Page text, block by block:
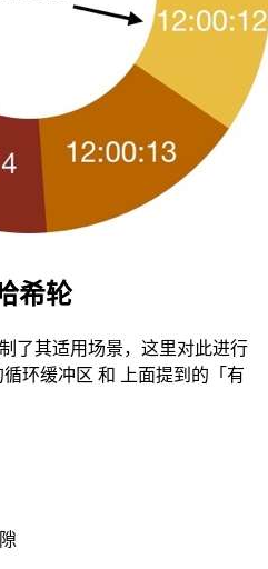
希轮
了其适用场景，这里对此进行
循环缓冲区 和 上面提到的「有